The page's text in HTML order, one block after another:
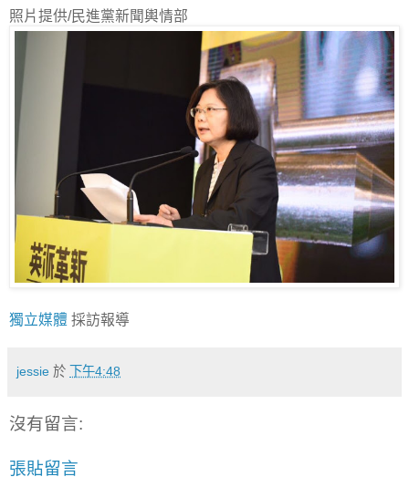
照片提供/民進黨新聞輿情部
獨立媒體 採訪報導
jessie 於 下午4:48
沒有留言:
張貼留言